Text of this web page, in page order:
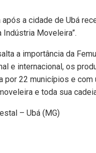
a cidade de Ubá
Indústria Moveleira”.
a importância da
e internacional, os
22 municípios e
e toda sua
– Ubá (MG)